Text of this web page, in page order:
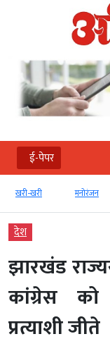
ई-पेपर
खरी-खरी मनोरंजन
देश
झारखंड
कांग्रेस
प्रत्याशी जीते